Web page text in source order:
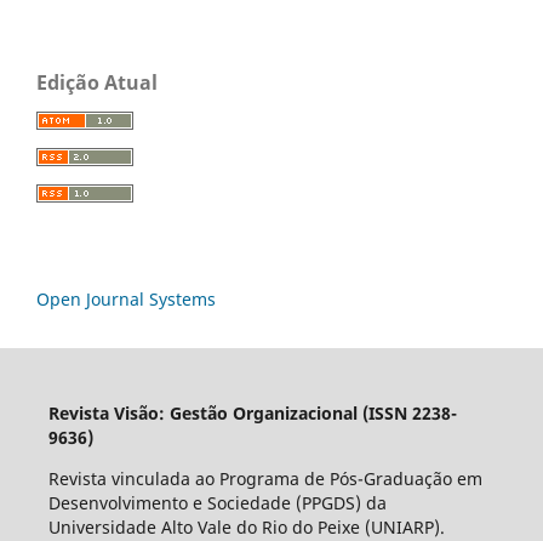
Edição Atual
Open Journal Systems
Revista Visão: Gestão Organizacional (ISSN 2238-
9636)
Revista vinculada ao Programa de Pós-Graduação em
Desenvolvimento e Sociedade (PPGDS) da
Universidade Alto Vale do Rio do Peixe (UNIARP).